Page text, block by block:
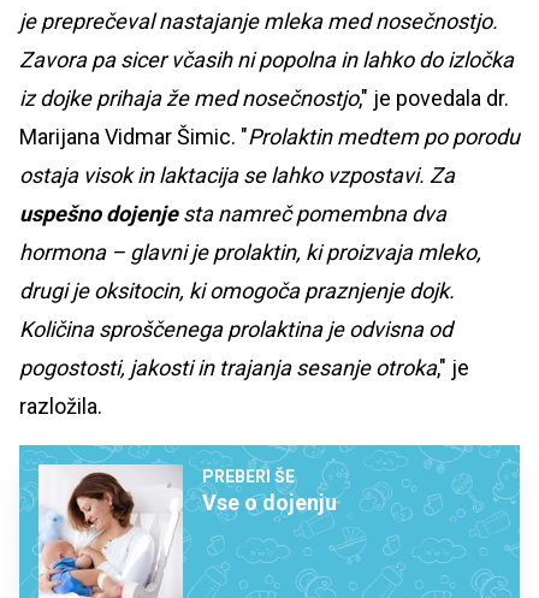
je preprečeval nastajanje mleka med nosečnostjo.
Zavora pa sicer včasih ni popolna in lahko do izločka
iz dojke prihaja že med nosečnostjo," je povedala dr.
Marijana Vidmar Šimic. "Prolaktin medtem po porodu
ostaja visok in laktacija se lahko vzpostavi. Za
uspešno dojenjesta namreč pomembna dva
hormona – glavni je prolaktin, ki proizvaja mleko,
drugi je oksitocin, ki omogoča praznjenje dojk.
Količina sproščenega prolaktina je odvisna od
pogostosti, jakosti in trajanja sesanje otroka," je
razložila.
PREBERI ŠE
Vse o dojenju